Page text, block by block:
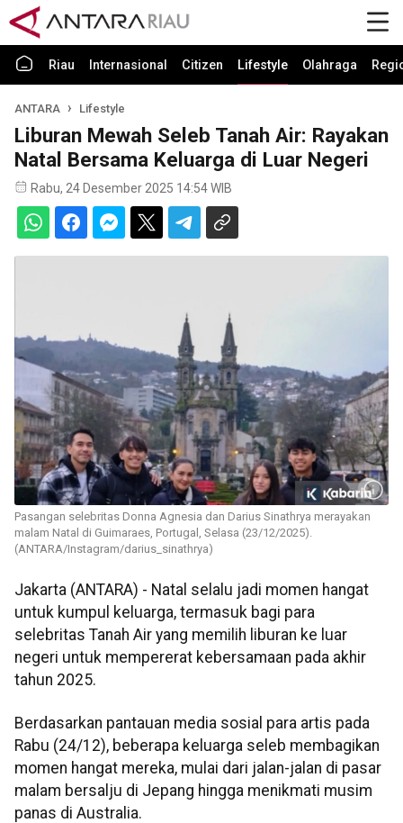
Riau Internasional Citizen Lifestyle Olahraga
ANTARA Lifestyle
Liburan Mewah Seleb Tanah Air: Rayakan
Natal Bersama Keluarga di Luar Negeri
Rabu, 24 Desember 2025 14:54 WIB
Pasangan selebritas Donna Agnesia dan Darius Sinathrya merayakan
malam Natal di Guimaraes, Portugal, Selasa (23/12/2025).
(ANTARA/Instagram/darius_sinathrya)
Jakarta (ANTARA) - Natal selalu jadi momen hangat
untuk kumpul keluarga, termasuk bagi para
selebritas Tanah Air yang memilih liburan ke luar
negeri untuk mempererat kebersamaan pada akhir
tahun 2025.
Berdasarkan pantauan media sosial para artis pada
Rabu (24/12), beberapa keluarga seleb membagikan
momen hangat mereka, mulai dari jalan-jalan di pasar
malam bersalju di Jepang hingga menikmati musim
panas di Australia.